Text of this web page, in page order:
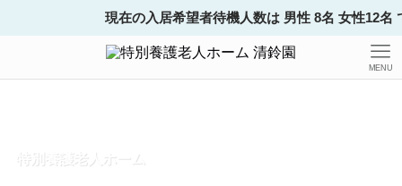
現在の入居希望者待機人数は 男性 8名 女性12名 です。
MENU
特別養護老人ホーム